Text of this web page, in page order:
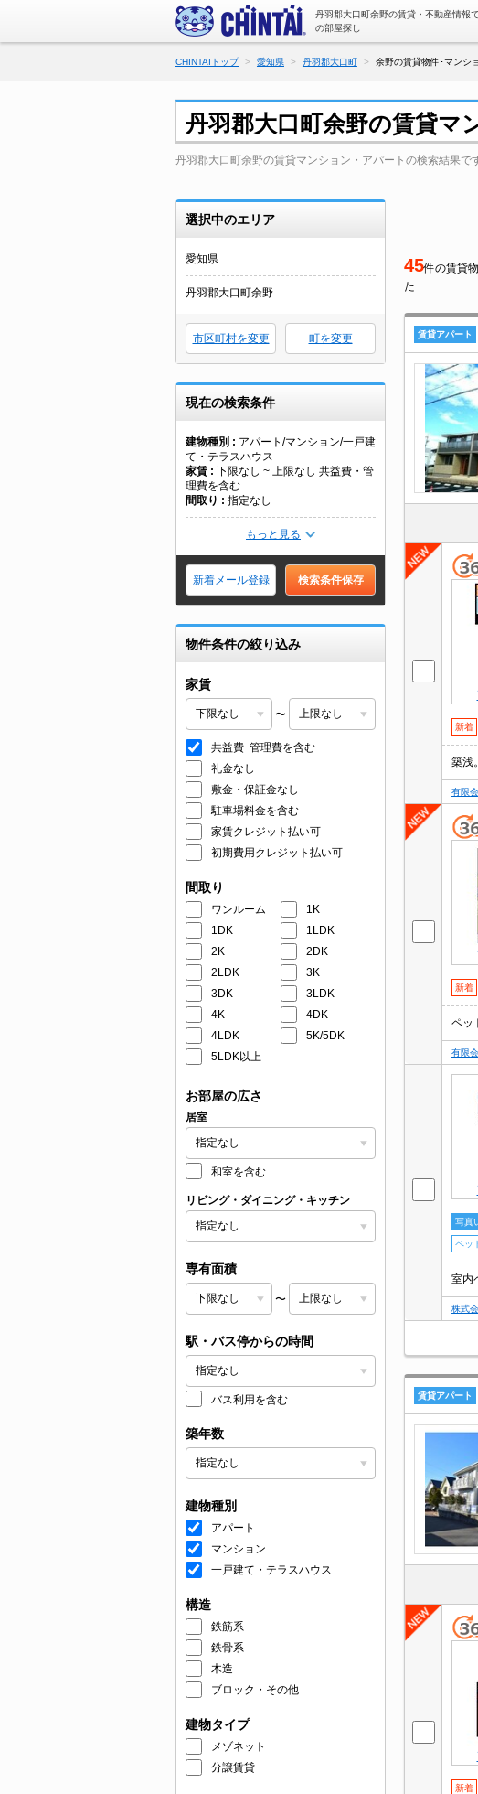
丹羽郡大口町余野の賃貸・不動産情報
の部屋探し
CHINTAIトップ 愛知県 丹羽郡大口町 余野の賃貸物件･マンシ
丹羽郡大口町余野の賃貸マ
丹羽郡大口町余野の賃貸マンション・アパートの検索結果
選択中のエリア
愛知県
丹羽郡大口町余野
市区町村を変更 町を変更
現在の検索条件
建物種別
アパート/マンション/一戸建
て・テラスハウス
家賃
下限なし ~ 上限なし 共益費・管
理費を含む
間取り
指定なし
もっと見る
新着メール登録 検索条件保存
物件条件の絞り込み
家賃
〜
共益費･管理費を含む
礼金なし
敷金・保証金なし
駐車場料金を含む
家賃クレジット払い可
初期費用クレジット払い可
間取り
ワンルーム
1K
1DK
1LDK
2K
2DK
2LDK
3K
3DK
3LDK
4K
4DK
4LDK
5K/5DK
5LDK以上
お部屋の広さ
居室
和室を含む
リビング・ダイニング・キッチン
専有面積
〜
駅・バス停からの時間
バス利用を含む
築年数
建物種別
アパート
マンション
一戸建て・テラスハウス
構造
鉄筋系
鉄骨系
木造
ブロック・その他
建物タイプ
メゾネット
分譲賃貸
45件の賃貸
た
賃貸アパート
新着
築浅
有限
新着
ペッ
有限
写真
ペッ
株式
賃貸アパート
新着